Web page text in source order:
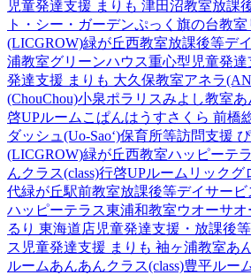
児童発達支援 まりも 津田沼教室放課
ト・シー・ガーデンぷっく旗の台教室
(LICGROW)緑が丘西教室放課後等デ
浦教室グリーンハウス重心型児童発達
発達支援 まりも 大久保教室アネラ
(ChouChou)小泉ポラリスみよし教室あ
啓UPルーム こぱんはうすさくら 前橋
ダッシュ(Uo-Sao‘)保育所等訪問支援
(LICGROW)緑が丘西教室ハッピーテ
んクラス(class)行啓UPルーム リックグ
代緑が丘駅前教室放課後等デイサー
ハッピーテラス東浦和教室ウオーサオ
るり 東海道店児童発達支援・放課後
ス 児童発達支援 まりも 袖ヶ浦教室あ
ルームあんあんクラス(class)豊平ルー